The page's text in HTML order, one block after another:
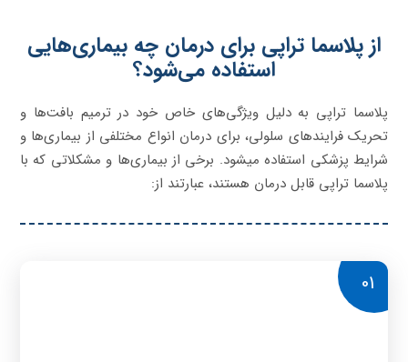
از پلاسما تراپی برای درمان چه بیماری‌هایی
استفاده می‌شود؟
پلاسما تراپی به دلیل ویژگی‌های خاص خود در ترمیم بافت‌ها و
تحریک فرایندهای سلولی، برای درمان انواع مختلفی از بیماری‌ها و
شرایط پزشکی استفاده می‎شود. برخی از بیماری‌ها و مشکلاتی که با
پلاسما تراپی قابل درمان هستند، عبارتند از:
01